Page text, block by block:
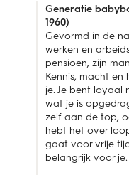
Generatie
1960)
Gevormd in de
werken en
pensioen, zijn
Kennis, macht
je. Je bent loyaal
wat je is
zelf aan de top,
hebt het over
gaat voor vrije
belangrijk voor je.